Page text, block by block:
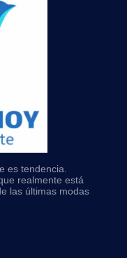
es tendencia.
realmente está
las últimas modas